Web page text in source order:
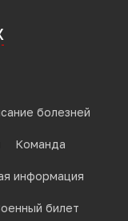
болезней
Команда
информация
билет